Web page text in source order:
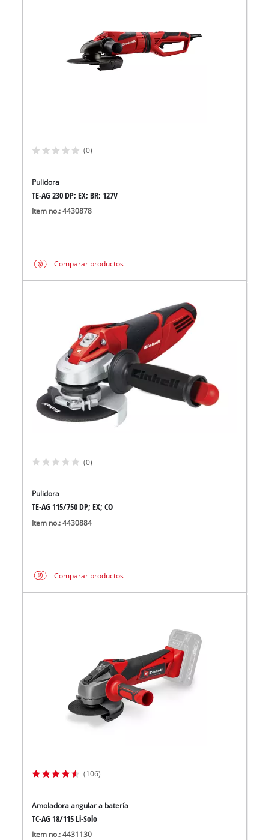
(0)
Pulidora
TE-AG 230 DP; EX; BR; 127V
Item no.: 4430878
Comparar productos
(0)
Pulidora
TE-AG 115/750 DP; EX; CO
Item no.: 4430884
Comparar productos
(106)
Amoladora angular a batería
TC-AG 18/115 Li-Solo
Item no.: 4431130